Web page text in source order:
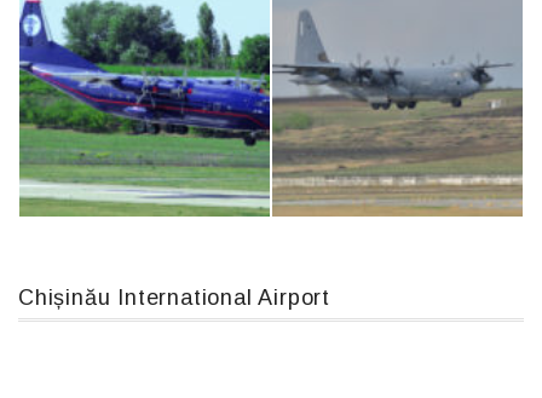
An124, RA-82013 Boeing 737 MAX 8, TC-LCC
Chișinău International Airport